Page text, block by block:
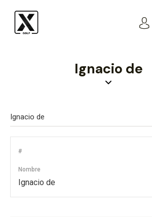
Ignacio de
#
Nombre
Ignacio de